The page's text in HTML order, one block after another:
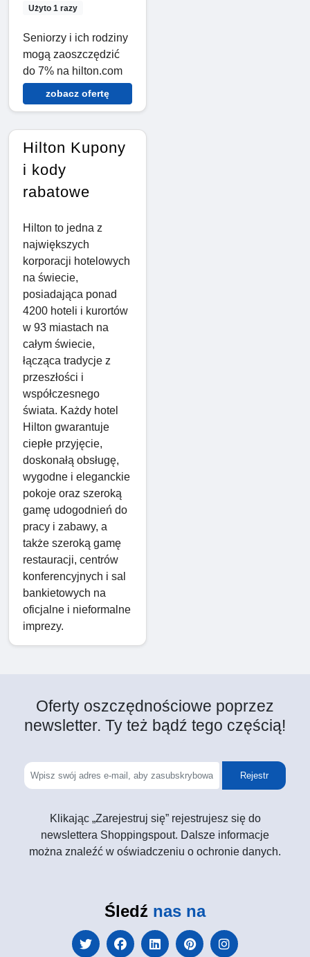
Użyto 1 razy
Seniorzy i ich rodziny
mogą zaoszczędzić
do 7% na hilton.com
zobacz ofertę
Hilton Kupony
i kody
rabatowe
Hilton to jedna z
największych
korporacji hotelowych
na świecie,
posiadająca ponad
4200 hoteli i kurortów
w 93 miastach na
całym świecie,
łącząca tradycje z
przeszłości i
współczesnego
świata. Każdy hotel
Hilton gwarantuje
ciepłe przyjęcie,
doskonałą obsługę,
wygodne i eleganckie
pokoje oraz szeroką
gamę udogodnień do
pracy i zabawy, a
także szeroką gamę
restauracji, centrów
konferencyjnych i sal
bankietowych na
oficjalne i nieformalne
imprezy.
Oferty oszczędnościowe poprzez
newsletter. Ty też bądź tego częścią!
Rejestr
Klikając „Zarejestruj się” rejestrujesz się do
newslettera Shoppingspout. Dalsze informacje
można znaleźć w oświadczeniu o ochronie danych.
Śledź nas na